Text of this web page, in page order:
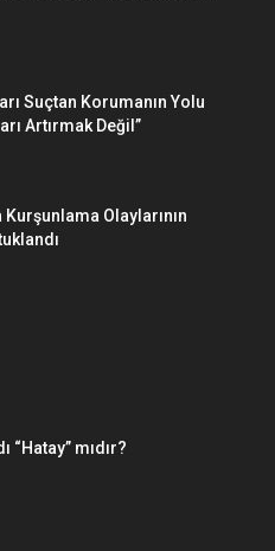
Suçtan Korumanın Yolu
Artırmak Değil”
Kurşunlama Olaylarının
“Hatay” mıdır?